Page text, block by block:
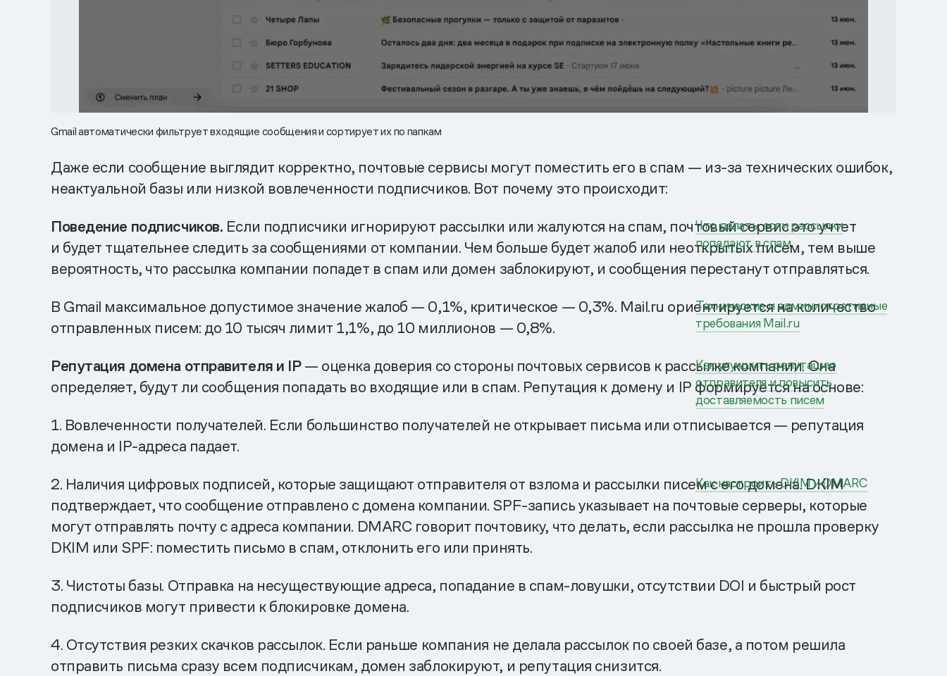
Gmail автоматически фильтрует входящие сообщения и сортирует их по папкам
Даже если сообщение выглядит корректно, почтовые сервисы могут поместить его в спам — из-за технических ошибок,
неактуальной базы или низкой вовлеченности подписчиков. Вот почему это происходит:
Что делать, если рассылки
попадают в спам
Поведение подписчиков. Если подписчики игнорируют рассылки или жалуются на спам, почтовый сервис это учтет
и будет тщательнее следить за сообщениями от компании. Чем больше будет жалоб или неоткрытых писем, тем выше
вероятность, что рассылка компании попадет в спам или домен заблокируют, и сообщения перестанут отправляться.
Технические и административные
требования Mail.ru
В Gmail максимальное допустимое значение жалоб — 0,1%, критическое — 0,3%. Mail.ru ориентируется на количество
отправленных писем: до 10 тысяч лимит 1,1%, до 10 миллионов — 0,8%.
Как улучшить репутацию
отправителя и повысить
доставляемость писем
Репутация домена отправителя и IP— оценка доверия со стороны почтовых сервисов к рассылке компании. Она
определяет, будут ли сообщения попадать во входящие или в спам. Репутация к домену и IP формируется на основе:
1. Вовлеченности получателей. Если большинство получателей не открывает письма или отписывается — репутация
домена и IP-адреса падает.
Как настроить DKIM и DMARC
2. Наличия цифровых подписей, которые защищают отправителя от взлома и рассылки писем с его домена. DKIM
подтверждает, что сообщение отправлено с домена компании. SPF-запись указывает на почтовые серверы, которые
могут отправлять почту с адреса компании. DMARC говорит почтовику, что делать, если рассылка не прошла проверку
DKIM или SPF: поместить письмо в спам, отклонить его или принять.
3. Чистоты базы. Отправка на несуществующие адреса, попадание в спам-ловушки, отсутствии DOI и быстрый рост
подписчиков могут привести к блокировке домена.
4. Отсутствия резких скачков рассылок. Если раньше компания не делала рассылок по своей базе, а потом решила
отправить письма сразу всем подписчикам, домен заблокируют, и репутация снизится.